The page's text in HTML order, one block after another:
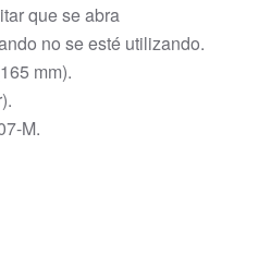
que se abra
no se esté utilizando.
mm).
M.